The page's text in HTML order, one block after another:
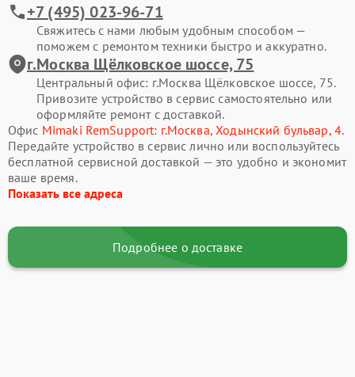
+7 (495) 023-96-71
Свяжитесь с нами любым удобным способом —
поможем с ремонтом техники быстро и аккуратно.
г.Москва Щёлковское шоссе, 75
Центральный офис: г.Москва Щёлковское шоссе, 75.
Привозите устройство в сервис самостоятельно или
оформляйте ремонт с доставкой.
Офис Mimaki RemSupport: г.Москва, Ходынский бульвар, 4.
Передайте устройство в сервис лично или воспользуйтесь
бесплатной сервисной доставкой — это удобно и экономит
ваше время.
Показать все адреса
Подробнее о доставке